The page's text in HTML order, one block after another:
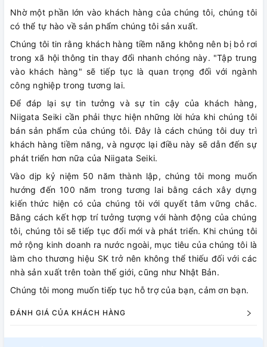
Nhờ một phần lớn vào khách hàng của chúng tôi, chúng tôi
có thể tự hào về sản phẩm chúng tôi sản xuất.
Chúng tôi tin rằng khách hàng tiềm năng không nên bị bỏ rơi
trong xã hội thông tin thay đổi nhanh chóng này. "Tập trung
vào khách hàng" sẽ tiếp tục là quan trọng đối với ngành
công nghiệp trong tương lai.
Để đáp lại sự tin tưởng và sự tin cậy của khách hàng,
Niigata Seiki cần phải thực hiện những lời hứa khi chúng tôi
bán sản phẩm của chúng tôi. Đây là cách chúng tôi duy trì
khách hàng tiềm năng, và ngược lại điều này sẽ dẫn đến sự
phát triển hơn nữa của Niigata Seiki.
Vào dịp kỷ niệm 50 năm thành lập, chúng tôi mong muốn
hướng đến 100 năm trong tương lai bằng cách xây dựng
kiến ​​thức hiện có của chúng tôi với quyết tâm vững chắc.
Bằng cách kết hợp trí tưởng tượng với hành động của chúng
tôi, chúng tôi sẽ tiếp tục đổi mới và phát triển. Khi chúng tôi
mở rộng kinh doanh ra nước ngoài, mục tiêu của chúng tôi là
làm cho thương hiệu SK trở nên không thể thiếu đối với các
nhà sản xuất trên toàn thế giới, cũng như Nhật Bản.
Chúng tôi mong muốn tiếp tục hỗ trợ của bạn, cảm ơn bạn.
ĐÁNH GIÁ CỦA KHÁCH HÀNG